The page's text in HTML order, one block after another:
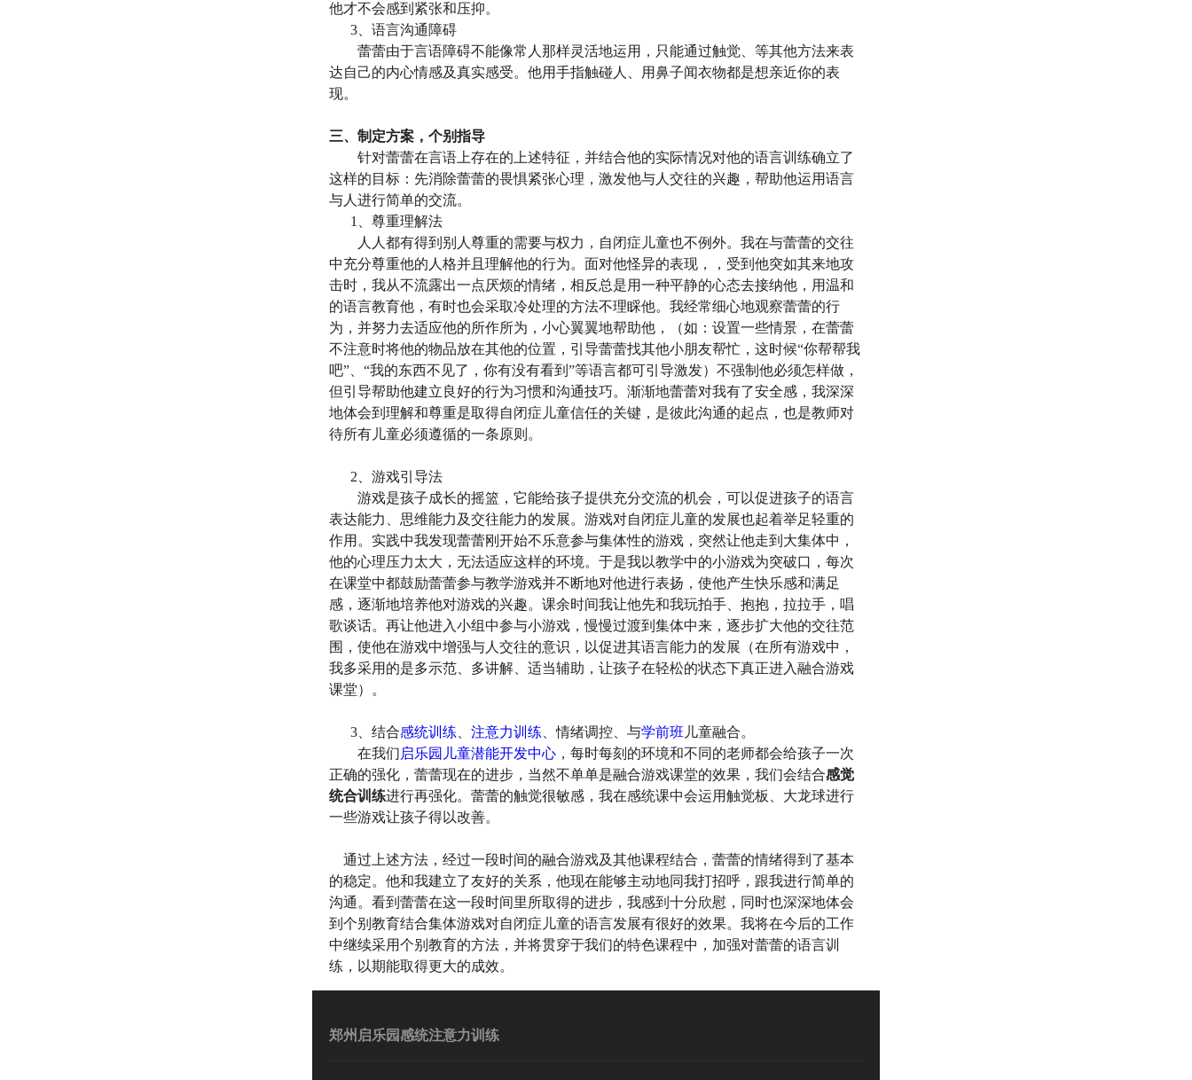
他才不会感到紧张和压抑。
3 、语言沟通障碍
蕾蕾由于言语障碍不能像常人那样灵活地运用，只能通过触觉、等其他方法来表
达自己的内心情感及真实感受。他用手指触碰人、用鼻子闻衣物都是想亲近你的表
现。
三、制定方案，个别指导
针对蕾蕾在言语上存在的上述特征，并结合他的实际情况对他的语言训练确立了
这样的目标：先消除蕾蕾的畏惧紧张心理，激发他与人交往的兴趣，帮助他运用语言
与人进行简单的交流。
1
、尊重理解法
人人都有得到别人尊重的需要与权力，自闭症儿童也不例外。我在与蕾蕾的交往
中充分尊重他的人格并且理解他的行为。面对他怪异的表现，，受到他突如其来地攻
击时，我从不流露出一点厌烦的情绪，相反总是用一种平静的心态去接纳他，用温和
的语言教育他，有时也会采取冷处理的方法不理睬他。我经常细心地观察蕾蕾的行
为，并努力去适应他的所作所为，小心翼翼地帮助他，（如：设置一些情景，在蕾蕾
不注意时将他的物品放在其他的位置，引导蕾蕾找其他小朋友帮忙，这时候“你帮帮我
吧”、“我的东西不见了，你有没有看到”等语言都可引导激发）不强制他必须怎样做，
但引导帮助他建立良好的行为习惯和沟通技巧。渐渐地蕾蕾对我有了安全感，我深深
地体会到理解和尊重是取得自闭症儿童信任的关键，是彼此沟通的起点，也是教师对
待所有儿童必须遵循的一条原则。
2 、游戏引导法
游戏是孩子成长的摇篮，它能给孩子提供充分交流的机会，可以促进孩子的语言
表达能力、思维能力及交往能力的发展。游戏对自闭症儿童的发展也起着举足轻重的
作用。实践中我发现蕾蕾刚开始不乐意参与集体性的游戏，突然让他走到大集体中，
他的心理压力太大，无法适应这样的环境。于是我以教学中的小游戏为突破口，每次
在课堂中都鼓励蕾蕾参与教学游戏并不断地对他进行表扬，使他产生快乐感和满足
感，逐渐地培养他对游戏的兴趣。课余时间我让他先和我玩拍手、抱抱，拉拉手，唱
歌谈话。再让他进入小组中参与小游戏，慢慢过渡到集体中来，逐步扩大他的交往范
围，使他在游戏中增强与人交往的意识，以促进其语言能力的发展（在所有游戏中，
我多采用的是多示范、多讲解、适当辅助，让孩子在轻松的状态下真正进入融合游戏
课堂）。
3 、结合感统训练 、注意力训练 、情绪调控、与学前班 儿童融合。
在我们 启乐园儿童潜能开发中心 ，每时每刻的环境和不同的老师都会给孩子一次
正确的强化，蕾蕾现在的进步，当然不单单是融合游戏课堂的效果，我们会结合感觉
统合训练进行再强化。蕾蕾的触觉很敏感，我在感统课中会运用触觉板、大龙球进行
一些游戏让孩子得以改善。
通过上述方法，经过一段时间的融合游戏及其他课程结合，蕾蕾的情绪得到了基本
的稳定。他和我建立了友好的关系，他现在能够主动地同我打招呼，跟我进行简单的
沟通。看到蕾蕾在这一段时间里所取得的进步，我感到十分欣慰，同时也深深地体会
到个别教育结合集体游戏对自闭症儿童的语言发展有很好的效果。我将在今后的工作
中继续采用个别教育的方法，并将贯穿于我们的特色课程中，加强对蕾蕾的语言训
练，以期能取得更大的成效。
郑州启乐园感统注意力训练